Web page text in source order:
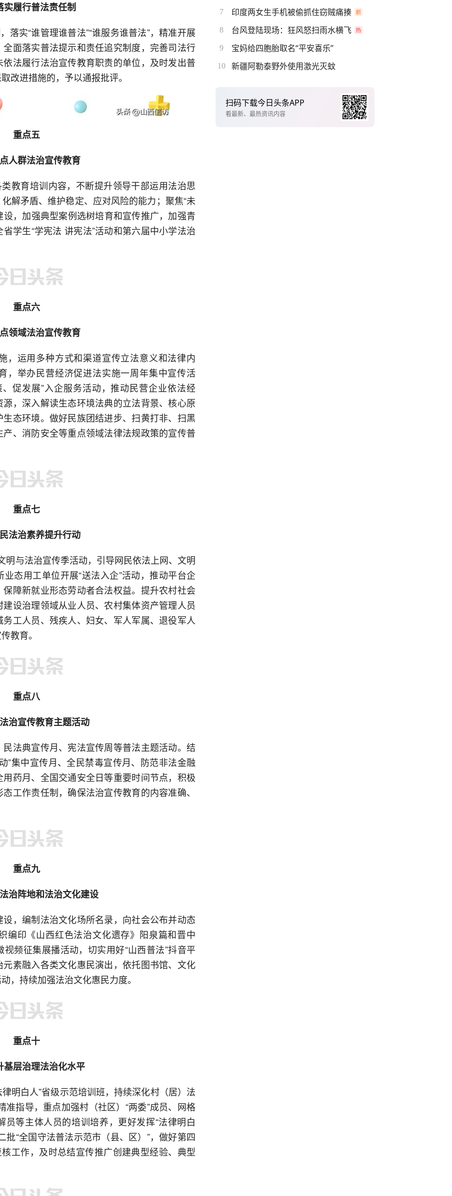
实履行普法责任制
落实“谁管理谁普法”“谁服务谁普法”，精准开展
面落实普法提示和责任追究制度，完善司法行
法履行法治宣传教育职责的单位，及时发出普
改进措施的，予以通报批评。
重点五
人群法治宣传教育
教育培训内容，不断提升领导干部运用法治思
解矛盾、维护稳定、应对风险的能力；聚焦“未
设，加强典型案例选树培育和宣传推广，加强青
学生“学宪法 讲宪法”活动和第六届中小学法治
重点六
领域法治宣传教育
，运用多种方式和渠道宣传立法意义和法律内
，举办民营经济促进法实施一周年集中宣传活
促发展”入企服务活动，推动民营企业依法经
，深入解读生态环境法典的立法背景、核心原
态环境。做好民族团结进步、扫黄打非、扫黑
、消防安全等重点领域法律法规政策的宣传普
重点七
法治素养提升行动
明与法治宣传季活动，引导网民依法上网、文明
态用工单位开展“送法入企”活动，推动平台企
障新就业形态劳动者合法权益。提升农村社会
设治理领域从业人员、农村集体资产管理人员
工人员、残疾人、妇女、军人军属、退役军人
教育。
重点八
治宣传教育主题活动
法典宣传月、宪法宣传周等普法主题活动。结
”集中宣传月、全民禁毒宣传月、防范非法金融
药月、全国交通安全日等重要时间节点，积极
工作责任制，确保法治宣传教育的内容准确、
重点九
治阵地和法治文化建设
，编制法治文化场所名录，向社会公布并动态
编印《山西红色法治文化遗存》阳泉篇和晋中
频征集展播活动，切实用好“山西普法”抖音平
素融入各类文化惠民演出，依托图书馆、文化
，持续加强法治文化惠民力度。
重点十
基层治理法治化水平
明白人”省级示范培训班，持续深化村（居）法
准指导，重点加强村（社区）“两委”成员、网格
等主体人员的培训培养，更好发挥“法律明白
批“全国守法普法示范市（县、区）”，做好第四
工作，及时总结宣传推广创建典型经验、典型
7 印度两女生手机被偷抓住窃贼痛揍
8 台风登陆现场：狂风怒扫雨水横飞
9 宝妈给四胞胎取名“平安喜乐”
10 新疆阿勒泰野外使用激光灭蚊
扫码下载今日头条APP
看最新、最热资讯内容